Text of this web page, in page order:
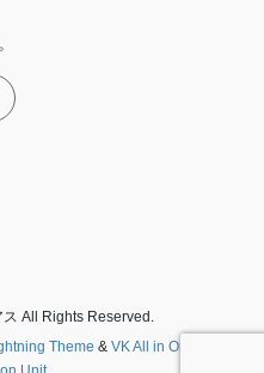
All Rights Reserved.
Theme & VK All in One